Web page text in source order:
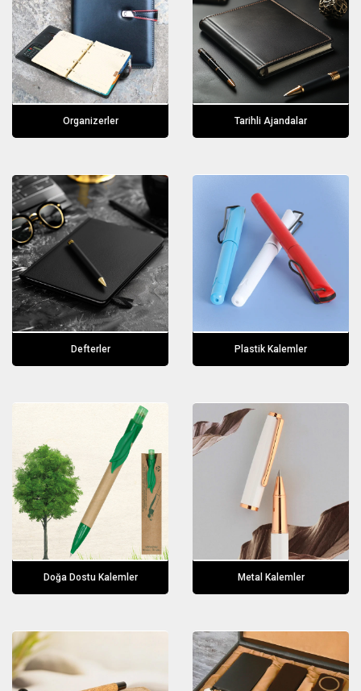
Organizerler Tarihli Ajandalar
Defterler Plastik Kalemler
Doğa Dostu Kalemler Metal Kalemler